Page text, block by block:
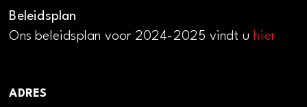
Beleidsplan
Ons beleidsplan voor 2024-2025 vindt uhier
ADRES